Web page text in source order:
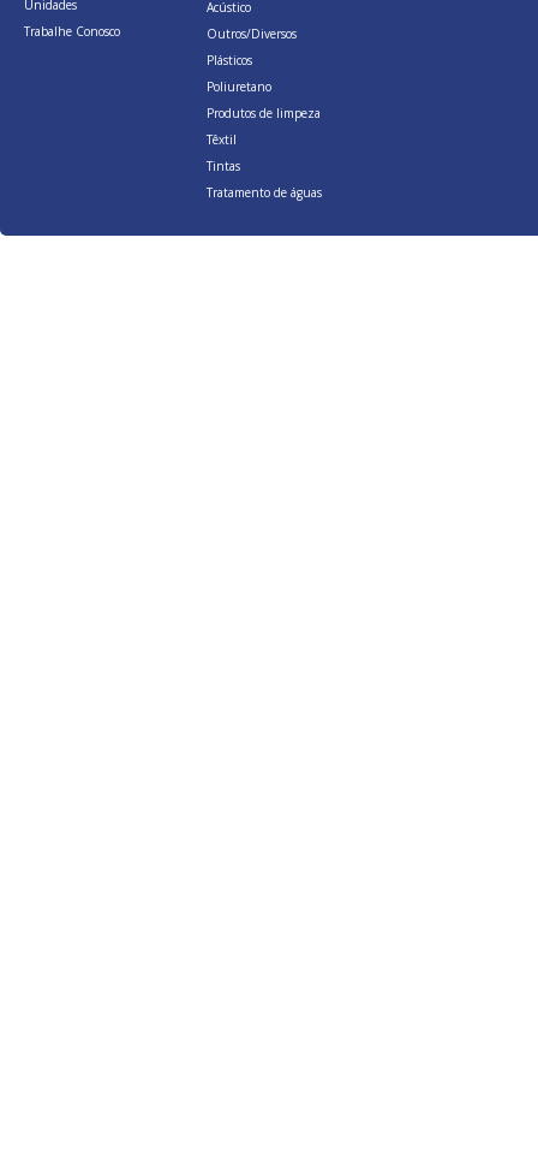
Unidades
Trabalhe Conosco
Acústico
Outros/Diversos
Plásticos
Poliuretano
Produtos de limpeza
Têxtil
Tintas
Tratamento de águas